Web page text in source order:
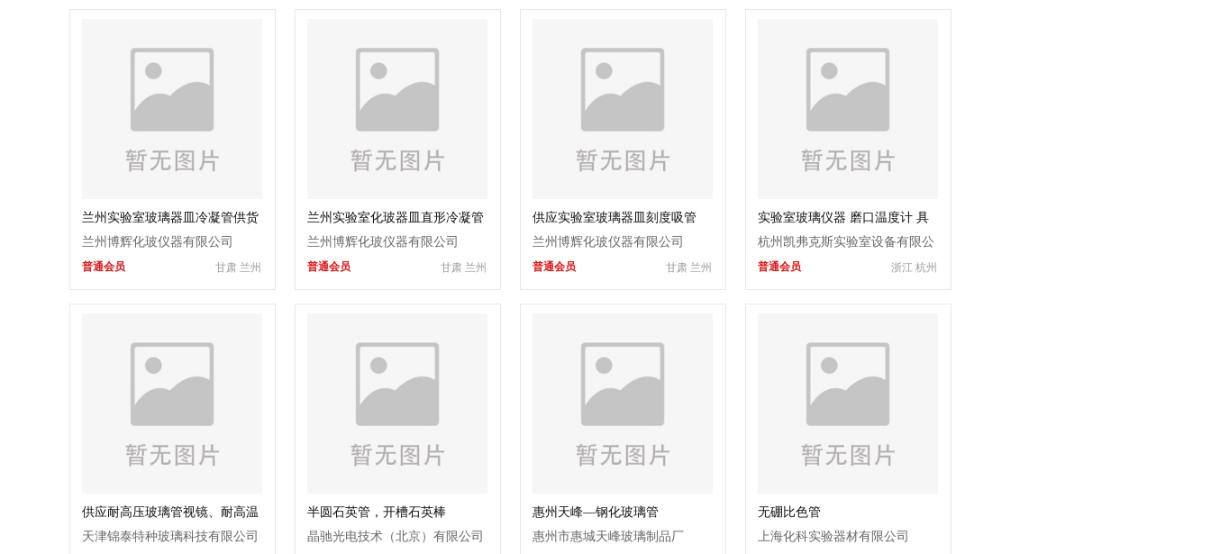
兰州实验室玻璃器皿冷凝管供货
商.
兰州博辉化玻仪器有限公司
甘肃 兰州
普通会员
兰州实验室化玻器皿直形冷凝管
成批出售
兰州博辉化玻仪器有限公司
甘肃 兰州
普通会员
供应实验室玻璃器皿刻度吸管
兰州博辉化玻仪器有限公司
甘肃 兰州
普通会员
实验室玻璃仪器 磨口温度计 具
塞温度计 标准口温度计
杭州凯弗克斯实验室设备有限公
司 浙江 杭州
普通会员
供应耐高压玻璃管视镜、耐高温
玻璃管
天津锦泰特种玻璃科技有限公司
半圆石英管，开槽石英棒
晶驰光电技术（北京）有限公司
惠州天峰—钢化玻璃管
惠州市惠城天峰玻璃制品厂
无硼比色管
上海化科实验器材有限公司